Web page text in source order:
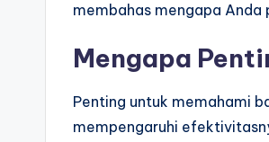
membahas mengapa
Mengapa
Penting untuk memahami
mempengaruhi